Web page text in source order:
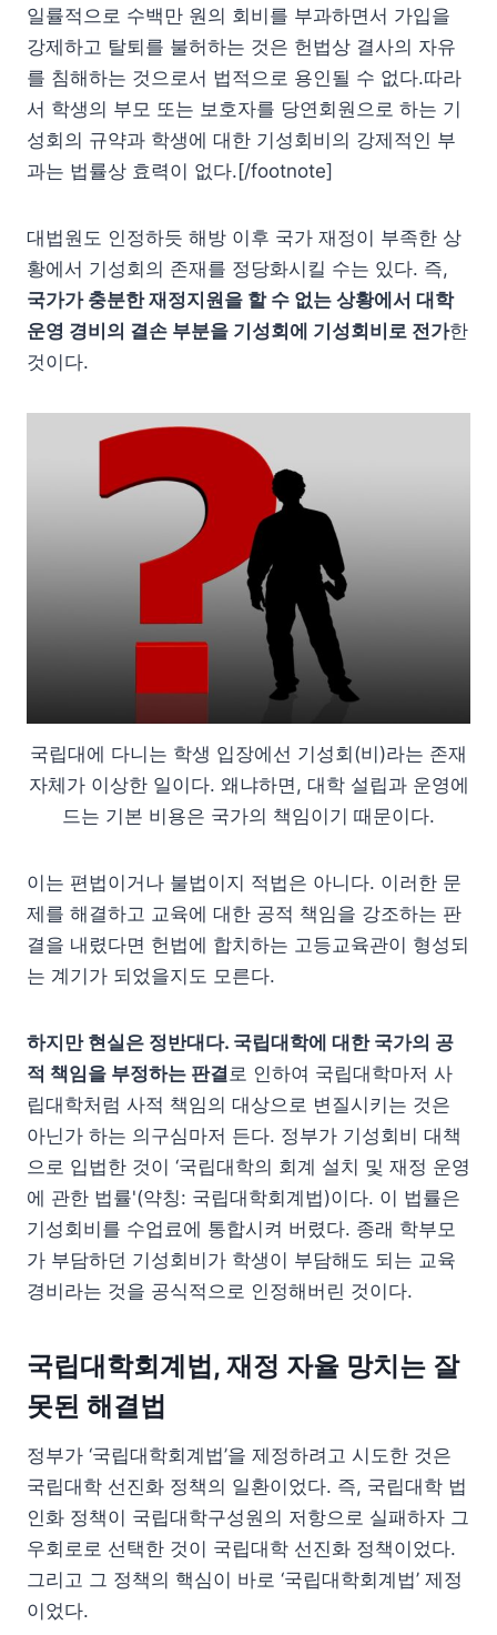
일률적으로 수백만 원의 회비를 부과하면서 가입을
강제하고 탈퇴를 불허하는 것은 헌법상 결사의 자유
를 침해하는 것으로서 법적으로 용인될 수 없다.따라
서 학생의 부모 또는 보호자를 당연회원으로 하는 기
성회의 규약과 학생에 대한 기성회비의 강제적인 부
과는 법률상 효력이 없다.[/footnote]
대법원도 인정하듯 해방 이후 국가 재정이 부족한 상
황에서 기성회의 존재를 정당화시킬 수는 있다. 즉,
국가가 충분한 재정지원을 할 수 없는 상황에서 대학
운영 경비의 결손 부분을 기성회에 기성회비로 전가한
것이다.
국립대에 다니는 학생 입장에선 기성회(비)라는 존재
자체가 이상한 일이다. 왜냐하면, 대학 설립과 운영에
드는 기본 비용은 국가의 책임이기 때문이다.
이는 편법이거나 불법이지 적법은 아니다. 이러한 문
제를 해결하고 교육에 대한 공적 책임을 강조하는 판
결을 내렸다면 헌법에 합치하는 고등교육관이 형성되
는 계기가 되었을지도 모른다.
하지만 현실은 정반대다. 국립대학에 대한 국가의 공
적 책임을 부정하는 판결로 인하여 국립대학마저 사
립대학처럼 사적 책임의 대상으로 변질시키는 것은
아닌가 하는 의구심마저 든다. 정부가 기성회비 대책
으로 입법한 것이 ‘국립대학의 회계 설치 및 재정 운영
에 관한 법률'(약칭: 국립대학회계법)이다. 이 법률은
기성회비를 수업료에 통합시켜 버렸다. 종래 학부모
가 부담하던 기성회비가 학생이 부담해도 되는 교육
경비라는 것을 공식적으로 인정해버린 것이다.
국립대학회계법, 재정 자율 망치는 잘
못된 해결법
정부가 ‘국립대학회계법’을 제정하려고 시도한 것은
국립대학 선진화 정책의 일환이었다. 즉, 국립대학 법
인화 정책이 국립대학구성원의 저항으로 실패하자 그
우회로로 선택한 것이 국립대학 선진화 정책이었다.
그리고 그 정책의 핵심이 바로 ‘국립대학회계법’ 제정
이었다.